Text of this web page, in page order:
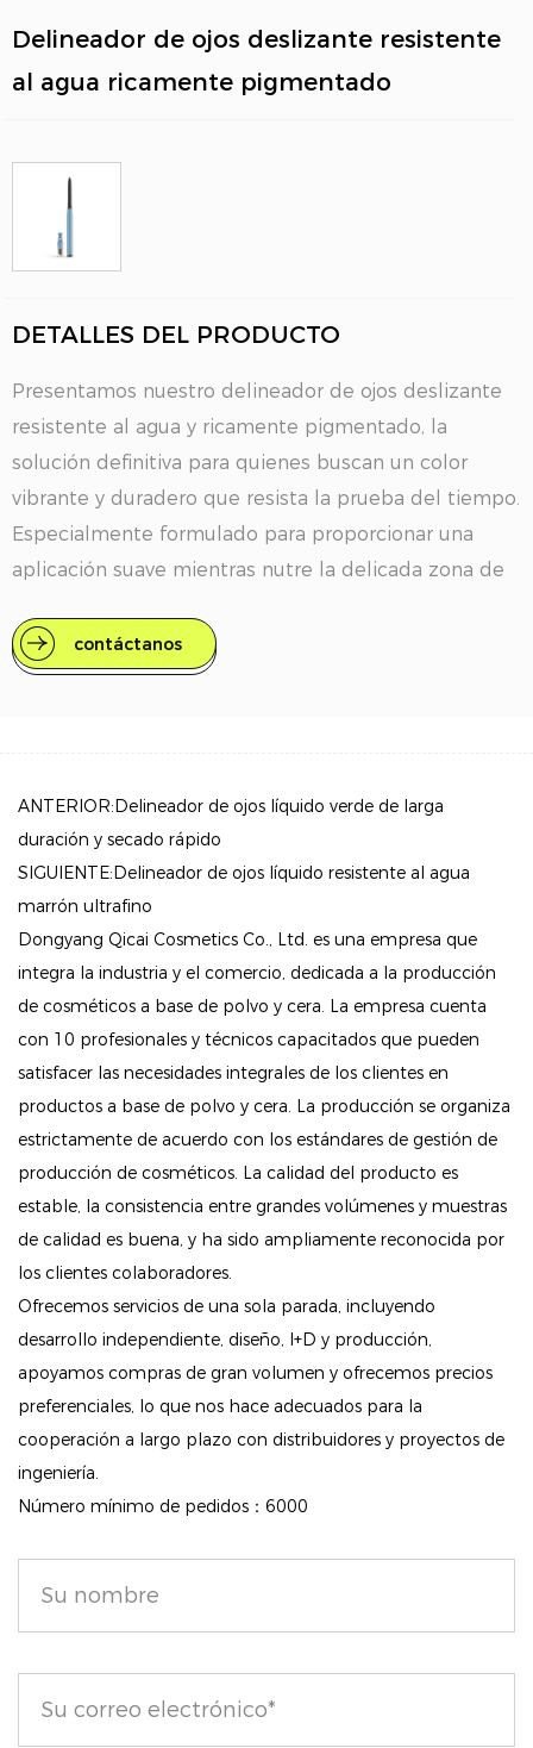
Delineador de ojos deslizante resistente
al agua ricamente pigmentado
DETALLES DEL PRODUCTO
Presentamos nuestro delineador de ojos deslizante
resistente al agua y ricamente pigmentado, la
solución definitiva para quienes buscan un color
vibrante y duradero que resista la prueba del tiempo.
Especialmente formulado para proporcionar una
aplicación suave mientras nutre la delicada zona de
usarse sin esfuerzo, sin importar la ocasión.
y las manchas, lo que garantiza que su apariencia
permanezca intacta durante todo el día, incluso en
condiciones de humedad o durante actividades al
aire libre.
Fórmula hidratante: Enriquecido con ácido
hialurónico, nuestro delineador de ojos no solo realza
tus ojos sino que también acondiciona las pestañas
piel delicada alrededor de los ojos.
Textura única de gel-crema: la innovadora fórmula de
gel-crema se desliza sin esfuerzo, adaptándose a
todo tipo de párpados (secos, arrugados o rayados)
sin tirar ni tirar, proporcionando una aplicación
cómoda en todo momento.
Color rico y vibrante: repleto de pigmentos
concentrados de primera calidad, este delineador de
ojos ofrece un color intenso y profundo que luce
natural pero llamativo, perfecto para miradas tanto
sutiles como atrevidas.
Aplicación de precisión: La punta fortificante permite
trazar líneas fáciles y precisas, lo que le permite
crear de todo, desde un movimiento delicado hasta
un espectacular ojo de gato. Disfrute de una
nítidas duren todo el día sin decolorarse ni
contáctanos
ANTERIOR:Delineador de ojos líquido verde de larga
duración y secado rápido
SIGUIENTE:Delineador de ojos líquido resistente al agua
marrón ultrafino
Dongyang Qicai Cosmetics Co., Ltd. es una empresa que
integra la industria y el comercio, dedicada a la producción
de cosméticos a base de polvo y cera. La empresa cuenta
con 10 profesionales y técnicos capacitados que pueden
satisfacer las necesidades integrales de los clientes en
productos a base de polvo y cera. La producción se organiza
estrictamente de acuerdo con los estándares de gestión de
producción de cosméticos. La calidad del producto es
estable, la consistencia entre grandes volúmenes y muestras
de calidad es buena, y ha sido ampliamente reconocida por
los clientes colaboradores.
Ofrecemos servicios de una sola parada, incluyendo
desarrollo independiente, diseño, I+D y producción,
apoyamos compras de gran volumen y ofrecemos precios
preferenciales, lo que nos hace adecuados para la
cooperación a largo plazo con distribuidores y proyectos de
ingeniería.
Número mínimo de pedidos：6000